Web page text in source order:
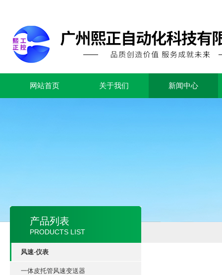
网站首页 关于我们 新闻中心
产品列表
PRODUCTS LIST
风速-仪表
一体皮托管风速变送器